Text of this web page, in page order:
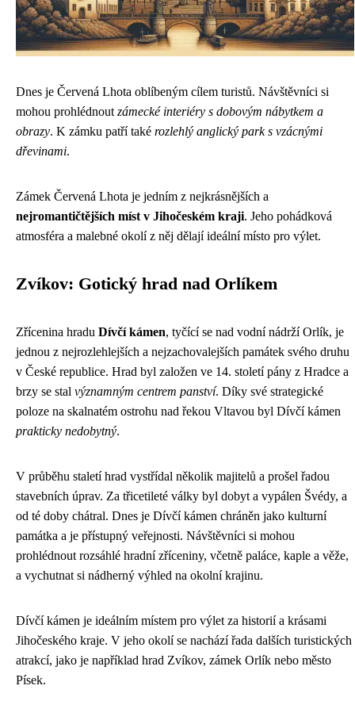
Dnes je Červená Lhota oblíbeným cílem turistů. Návštěvníci si
mohou prohlédnout zámecké interiéry s dobovým nábytkem a
obrazy. K zámku patří také rozlehlý anglický park s vzácnými
dřevinami.
Zámek Červená Lhota je jedním z nejkrásnějších a
nejromantičtějších míst v Jihočeském kraji. Jeho pohádková
atmosféra a malebné okolí z něj dělají ideální místo pro výlet.
Zvíkov: Gotický hrad nad Orlíkem
Zřícenina hradu Dívčí kámen, tyčící se nad vodní nádrží Orlík, je
jednou z nejrozlehlejších a nejzachovalejších památek svého druhu
v České republice. Hrad byl založen ve 14. století pány z Hradce a
brzy se stal významným centrem panství. Díky své strategické
poloze na skalnatém ostrohu nad řekou Vltavou byl Dívčí kámen
prakticky nedobytný.
V průběhu staletí hrad vystřídal několik majitelů a prošel řadou
stavebních úprav. Za třicetileté války byl dobyt a vypálen Švédy, a
od té doby chátral. Dnes je Dívčí kámen chráněn jako kulturní
památka a je přístupný veřejnosti. Návštěvníci si mohou
prohlédnout rozsáhlé hradní zříceniny, včetně paláce, kaple a věže,
a vychutnat si nádherný výhled na okolní krajinu.
Dívčí kámen je ideálním místem pro výlet za historií a krásami
Jihočeského kraje. V jeho okolí se nachází řada dalších turistických
atrakcí, jako je například hrad Zvíkov, zámek Orlík nebo město
Písek.